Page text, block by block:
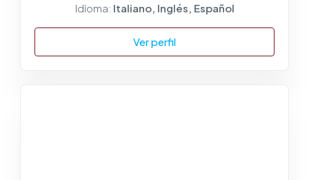
Idioma: Italiano, Inglés, Español
Ver perfil